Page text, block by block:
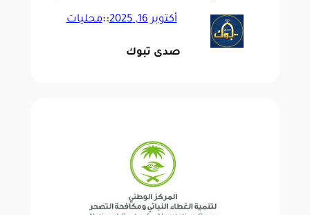
أكتوبر 16, 2025 ::محليات
صدى تبوك